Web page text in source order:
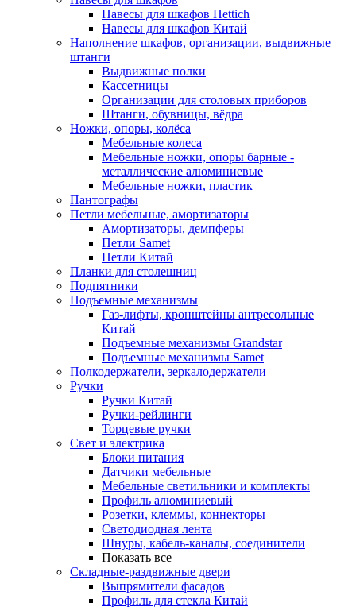
Навесы для шкафов Hettich
Навесы для шкафов Китай
Наполнение шкафов, организации, выдвижные
штанги
Выдвижные полки
Кассетницы
Организации для столовых приборов
Штанги, обувницы, вёдра
Ножки, опоры, колёса
Мебельные колеса
Мебельные ножки, опоры барные -
металлические алюминиевые
Мебельные ножки, пластик
Пантографы
Петли мебельные, амортизаторы
Амортизаторы, демпферы
Петли Samet
Петли Китай
Планки для столешниц
Подпятники
Подъемные механизмы
Газ-лифты, кронштейны антресольные
Китай
Подъемные механизмы Grandstar
Подъемные механизмы Samet
Полкодержатели, зеркалодержатели
Ручки
Ручки Китай
Ручки-рейлинги
Торцевые ручки
Свет и электрика
Блоки питания
Датчики мебельные
Мебельные светильники и комплекты
Профиль алюминиевый
Розетки, клеммы, коннекторы
Светодиодная лента
Шнуры, кабель-каналы, соединители
Показать все
Складные-раздвижные двери
Выпрямители фасадов
Профиль для стекла Китай